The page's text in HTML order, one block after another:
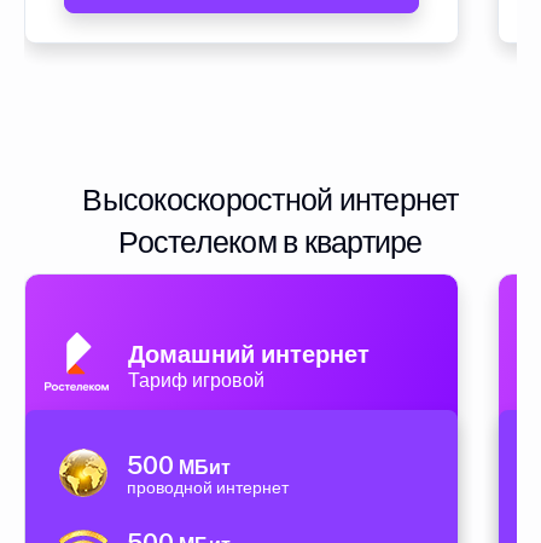
Высокоскоростной интернет
Ростелеком в квартире
Домашний интернет
Тариф игровой
500 МБит
проводной интернет